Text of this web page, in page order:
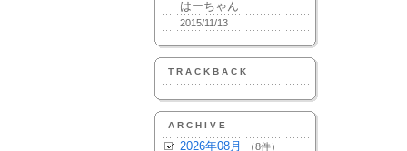
はーちゃん
2015/11/13
TRACKBACK
ARCHIVE
2026年08月 （8件）